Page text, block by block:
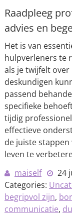
Raadpleeg
advies en
Het is van
hulpverleners te
als je twijfelt
deskundigen
passend
specifieke
tijdig
effectieve
de juiste
leven te
maiself
24
Categories:
begripvol zijn,
communicatie,